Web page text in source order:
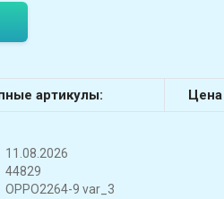
артикулы: Цена
11.08.2026
44829
OPPO2264-9 var_3